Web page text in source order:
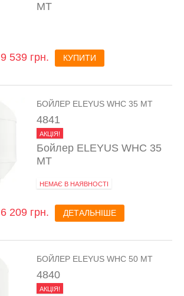
MT
9 539 грн. КУПИТИ
БОЙЛЕР ELEYUS WHC 35 MT
4841
АКЦІЯ!
Бойлер ELEYUS WHC 35
MT
НЕМАЄ В НАЯВНОСТІ
6 209 грн. ДЕТАЛЬНІШЕ
БОЙЛЕР ELEYUS WHC 50 MT
4840
АКЦІЯ!